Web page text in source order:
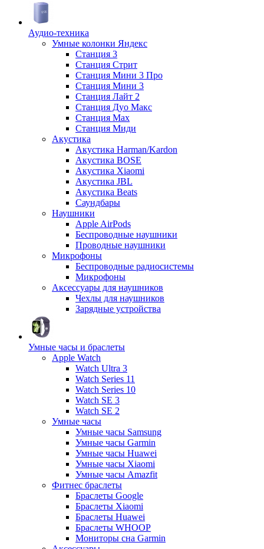
Аудио-техника
Умные колонки Яндекс
Станция 3
Станция Стрит
Станция Мини 3 Про
Станция Мини 3
Станция Лайт 2
Станция Дуо Макс
Станция Max
Станция Миди
Акустика
Акустика Harman/Kardon
Акустика BOSE
Акустика Xiaomi
Акустика JBL
Акустика Beats
Саундбары
Наушники
Apple AirPods
Беспроводные наушники
Проводные наушники
Микрофоны
Беспроводные радиосистемы
Микрофоны
Аксессуары для наушников
Чехлы для наушников
Зарядные устройства
Умные часы и браслеты
Apple Watch
Watch Ultra 3
Watch Series 11
Watch Series 10
Watch SE 3
Watch SE 2
Умные часы
Умные часы Samsung
Умные часы Garmin
Умные часы Huawei
Умные часы Xiaomi
Умные часы Amazfit
Фитнес браслеты
Браслеты Google
Браслеты Xiaomi
Браслеты Huawei
Браслеты WHOOP
Мониторы сна Garmin